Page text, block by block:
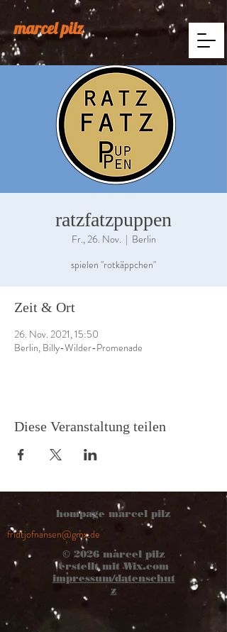
marcel pilz
ratzfatzpuppen
Fr., 26. Nov.
  |
Berlin
spielen "rotkäppchen"
Zeit & Ort
26. Nov. 2021, 15:50
Berlin, Billy-Wilder-Promenade
Diese Veranstaltung teilen
hompage marcel pilz
fridtjofnansen@gmx.de
© 2026marcel pilz
erstellt mitWix.com
impressum/datenschut
z